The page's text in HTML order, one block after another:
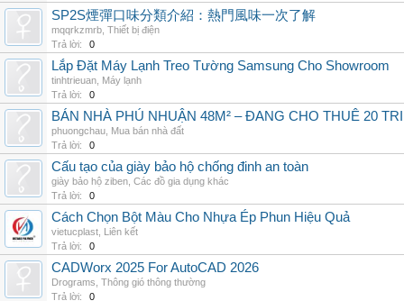
SP2S煙彈口味分類介紹：熱門風味一次了解
mqqrkzmrb Thiết bị điện
Trả lời:
0
Lắp Đặt Máy Lạnh Treo Tường Samsung Cho Showroom
tinhtrieuan Máy lạnh
Trả lời:
0
BÁN NHÀ PHÚ NHUẬN 48M² – ĐANG CHO THUÊ 20
phuongchau Mua bán nhà đất
Trả lời:
0
Cấu tạo của giày bảo hộ chống đinh an toàn
giày bảo hộ ziben Các đồ gia dụng khác
Trả lời:
0
Cách Chọn Bột Màu Cho Nhựa Ép Phun Hiệu Quả
vietucplast Liên kết
Trả lời:
0
CADWorx 2025 For AutoCAD 2026
Drograms Thông gió thông thường
Trả lời:
0